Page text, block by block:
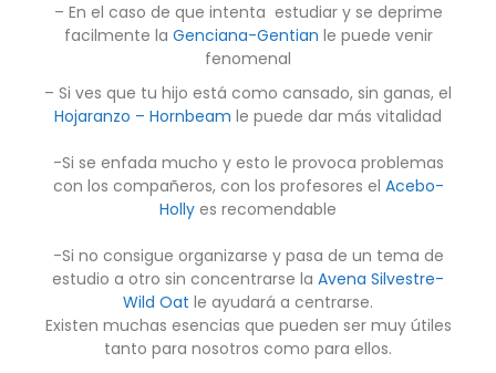
– En el caso de que intenta estudiar y se deprime
facilmente la Genciana-Gentian le puede venir
fenomenal
– Si ves que tu hijo está como cansado, sin ganas, el
Hojaranzo – Hornbeam le puede dar más vitalidad
-Si se enfada mucho y esto le provoca problemas
con los compañeros, con los profesores el Acebo-
Holly es recomendable
-Si no consigue organizarse y pasa de un tema de
estudio a otro sin concentrarse la Avena Silvestre-
Wild Oat le ayudará a centrarse.
Existen muchas esencias que pueden ser muy útiles
tanto para nosotros como para ellos.